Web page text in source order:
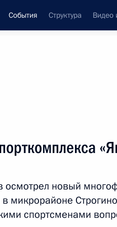
События Структура Видео
Дня единения народов
новый
микрорайоне
спортсменами